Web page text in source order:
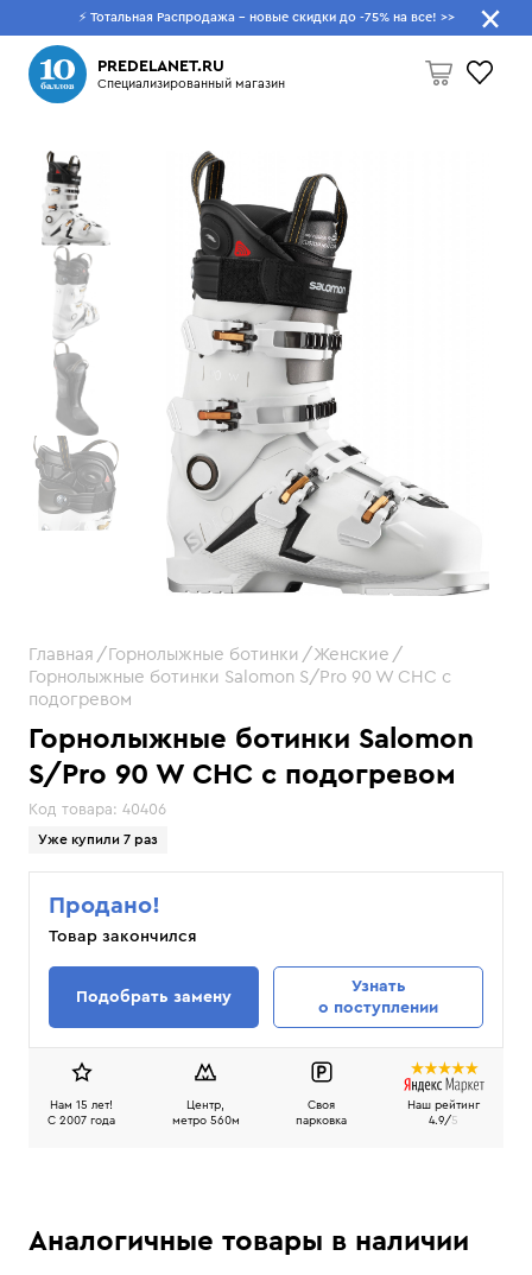
⚡ Тотальная Распродажа - новые скидки до -75% на все! >>
PREDELANET.RU
Специализированный магазин
Пусто
Что будем искать?
Горнолыжные ботинки Salomon
S/Pro 90 W CHC c подогревом
Код товара: 40406
Уже купили 7 раз
Главная Горнолыжные ботинки
Женские
Горнолыжные ботинки Salomon S/Pro 90 W CHC c
подогревом
Продано!
Товар закончился
Подобрать замену
Узнать
о поступлении
Нам 15 лет!
C 2007 года
Центр,
метро 560м
Своя
парковка
Наш рейтинг
4.9/5
Аналогичные товары в наличии